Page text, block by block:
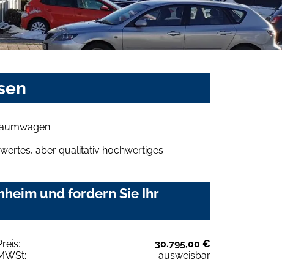
aber qualitativ hochwertiges
und fordern Sie Ihr
30.795,00 €
ausweisbar